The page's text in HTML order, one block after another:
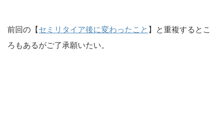
前回の【セミリタイア後に変わったこと 】と重複するとこ
ろもあるがご了承願いたい。